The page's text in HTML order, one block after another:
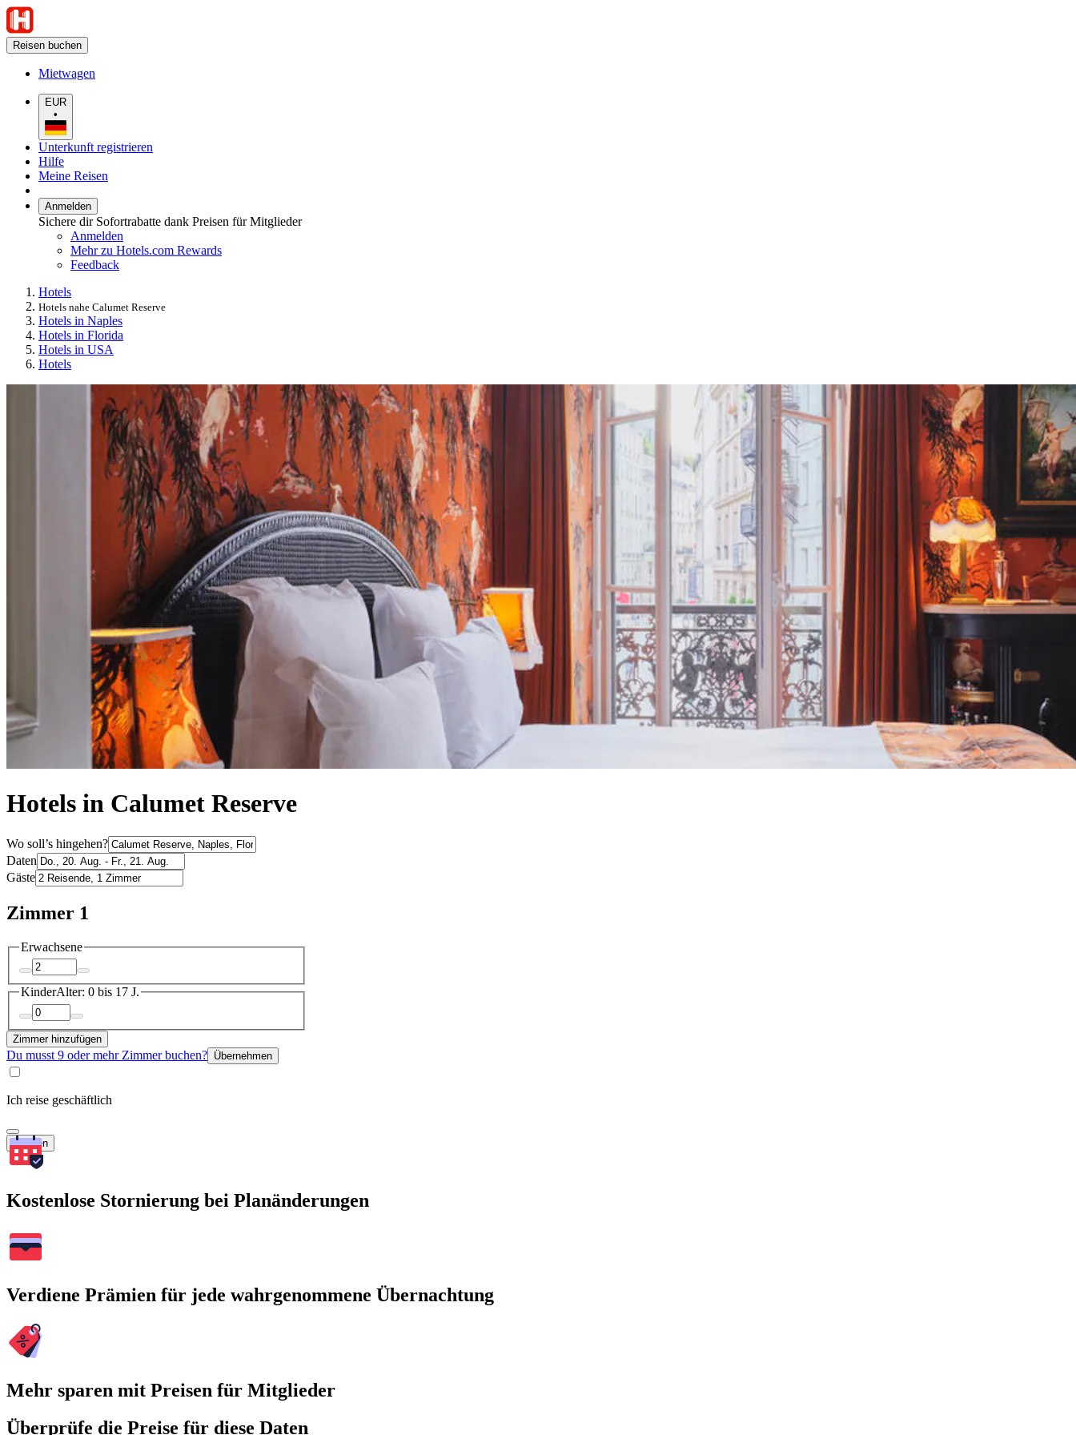
Reisen buchen
Mietwagen
EUR
•
Unterkunft registrieren
Hilfe
Meine Reisen
Anmelden
Sichere dir Sofortrabatte dank Preisen für Mitglieder
Anmelden
Mehr zu Hotels.com Rewards
Feedback
Hotels
Hotels nahe Calumet Reserve
Hotels in Naples
Hotels in Florida
Hotels in USA
Hotels
Hotels in Calumet Reserve
Wo soll’s hingehen?
Daten
Gäste
Zimmer 1
Erwachsene
KinderAlter: 0 bis 17 J.
Zimmer hinzufügen
Du musst 9 oder mehr Zimmer buchen? Übernehmen
Ich reise geschäftlich
Suchen
Kostenlose Stornierung bei Planänderungen
Verdiene Prämien für jede wahrgenommene Übernachtung
Mehr sparen mit Preisen für Mitglieder
Überprüfe die Preise für diese Daten